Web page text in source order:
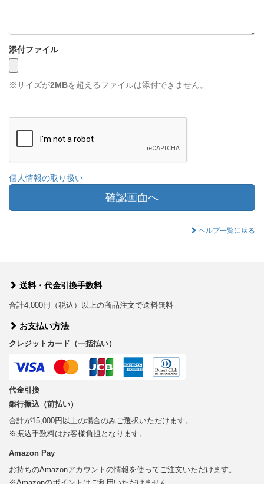
添付ファイル
※サイズが2MBを超えるファイルは添付できません。
個人情報の取り扱い
確認画面へ
ヘルプ一覧に戻る
送料・代金引換手数料
合計4,000円（税込）以上の商品注文で送料無料
お支払い方法
クレジットカード（一括払い）
代金引換
銀行振込（前払い）
合計が15,000円以上の場合のみご選択いただけます。
※振込手数料はお客様負担となります。
Amazon Pay
お持ちのAmazonアカウントの情報を使ってご注文いただけます。